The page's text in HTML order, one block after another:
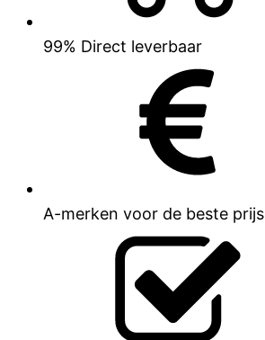
99% Direct leverbaar
A-merken voor de beste prijs